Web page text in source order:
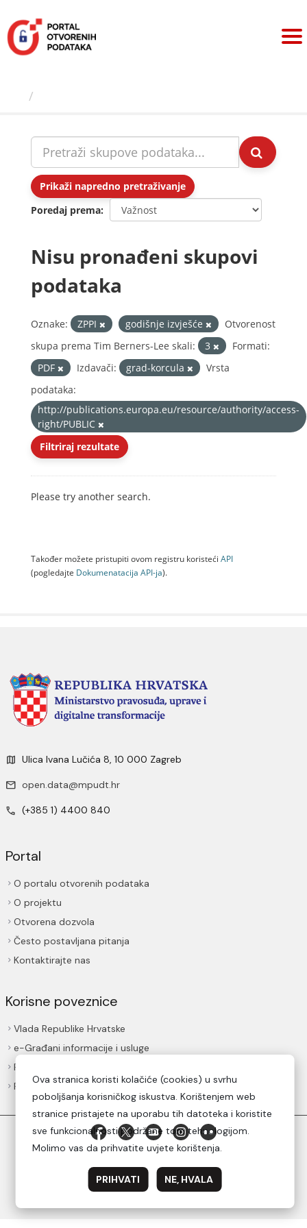
sadržaj
Prikaži napredno pretraživanje
Poredaj prema
Nisu pronađeni skupovi
podataka
Oznake: ZPPI godišnje izvješće
Otvorenost
skupa prema Tim Berners-Lee skali:
3
Formati:
PDF
Izdavači: grad-korcula
Vrsta
podataka:
http://publications.europa.eu/resource/authority/access-
right/PUBLIC
Filtriraj rezultate
Please try another search.
Također možete pristupiti ovom registru koristeći API
(pogledajte Dokumenаtаcijа API-jа).